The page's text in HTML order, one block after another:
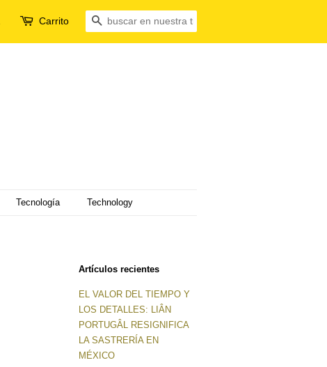
Carrito Buscar
Tecnología
Technology
Artículos recientes
EL VALOR DEL TIEMPO Y
LOS DETALLES: LIÂN
PORTUGÂL RESIGNIFICA
LA SASTRERÍA EN
MÉXICO